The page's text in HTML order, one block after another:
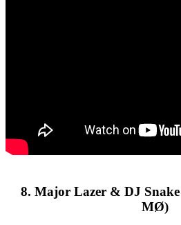
8. Major Lazer & DJ
MØ)